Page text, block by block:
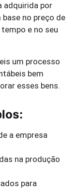
adquirida por
no preço de
e no seu
um processo
bem
esses bens.
a empresa
na produção
para